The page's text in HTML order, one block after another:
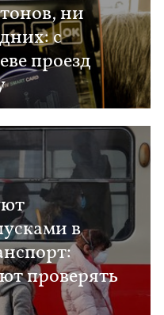
ни
с
проезд
в
проверять